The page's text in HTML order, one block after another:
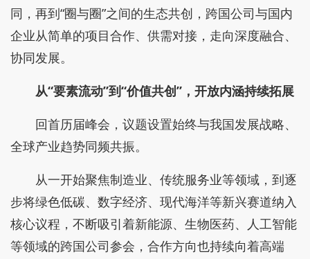
同，再到“圈与圈”之间的生态共创，跨国公司与国内
企业从简单的项目合作、供需对接，走向深度融合、
协同发展。
从“要素流动”到“价值共创”，开放内涵持续拓展
回首历届峰会，议题设置始终与我国发展战略、
全球产业趋势同频共振。
从一开始聚焦制造业、传统服务业等领域，到逐
步将绿色低碳、数字经济、现代海洋等新兴赛道纳入
核心议程，不断吸引着新能源、生物医药、人工智能
等领域的跨国公司参会，合作方向也持续向着高端